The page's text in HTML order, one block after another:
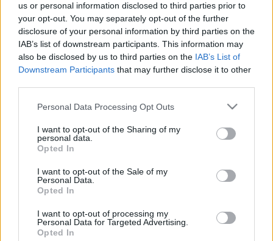
us or personal information disclosed to third parties prior to
your opt-out. You may separately opt-out of the further
disclosure of your personal information by third parties on the
IAB’s list of downstream participants. This information may
also be disclosed by us to third parties on the IAB’s List of
Downstream Participants that may further disclose it to other
Please note that this website/app uses one or more Google
not limited to your visit or usage behaviour. You may click to
grant or deny consent to Google and its third-party tags to
use your data for below specified purposes in below Google
consent section.
Personal Data Processing Opt Outs
I want to opt-out of the Sharing of my
personal data.
Opted In
I want to opt-out of the Sale of my
Personal Data.
Opted In
I want to opt-out of processing my
Personal Data for Targeted Advertising.
Opted In
A poltavai csata - I. rész
Bevezetés Az utóbbi évszázadokban meglehetősen
békés svéd történelemben volt egy korszak – a svéd
nagyhatalom kora (Stormaktstiden) –, amikor
Svédország uralta a balti területek nagy részét
(Észtországot, Lettországot, Ingriát), Finnországot,
Pomeránia, Verder és Bremen hercegségeket, és…